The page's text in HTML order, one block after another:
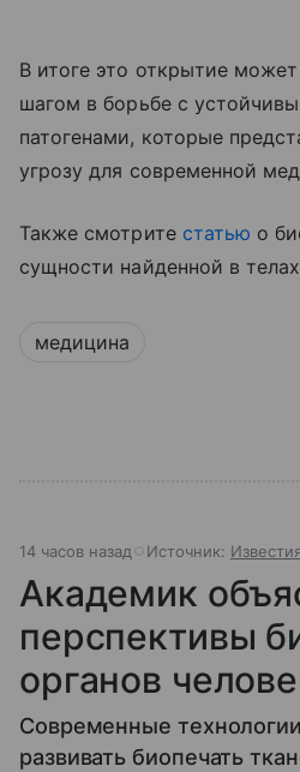
В итоге это открытие
шагом в борьбе с
патогенами, которые
угрозу для современной
Также смотрите статью о
сущности найденной в
медицина
14 часов назад Источник: Известия
Академик
перспективы
органов
Современные
развивать биопечать